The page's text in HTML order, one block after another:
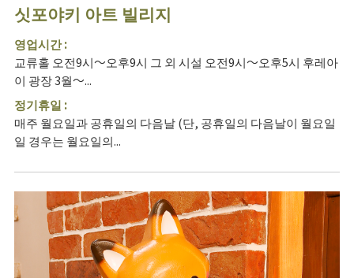
싯포야키 아트 빌리지
영업시간 :
교류홀 오전9시～오후9시 그 외 시설 오전9시～오후5시 후레아
이 광장 3월～...
정기휴일 :
매주 월요일과 공휴일의 다음날 (단, 공휴일의 다음날이 월요일
일 경우는 월요일의...